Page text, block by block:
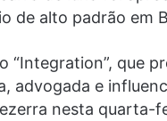
de alto padrão em
“Integration”, que
advogada e
nesta quarta-